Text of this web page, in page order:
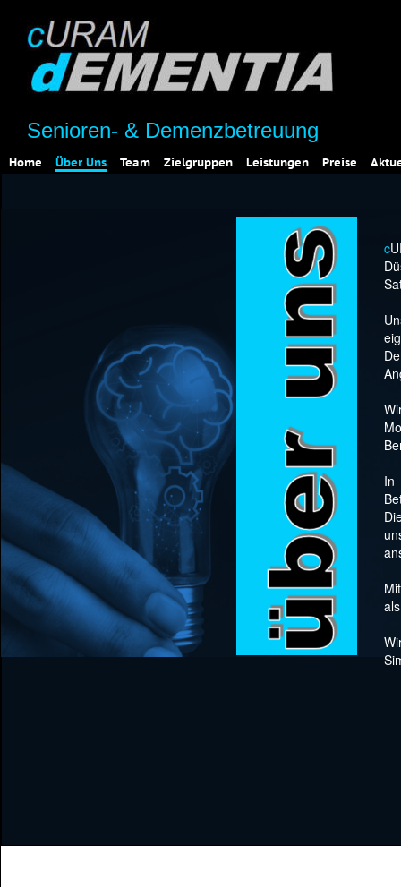
Senioren- & Demenzbetreuung
Home Über Uns Team Zielgruppen Leistungen Preise
c
In